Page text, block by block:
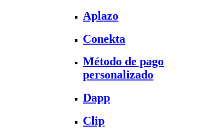
Aplazo
Conekta
Método de pago
personalizado
Dapp
Clip